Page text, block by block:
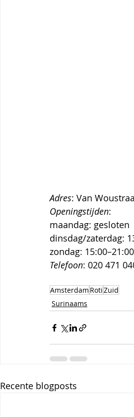
Adres: Van
Openingstijden:
maandag: gesloten
dinsdag/zaterdag:
zondag: 15:00–21:00
Telefoon: 020 471
Amsterdam RotiZuid
Surinaams
Recente blogposts